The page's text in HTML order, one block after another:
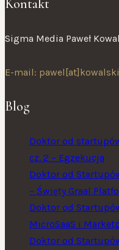
Kontakt
Sigma Media Paweł
E-mail:
Blog
Doktor od
cz. 2 – Egzekucja
Doktor od
– Święty Graal
Doktor od
MicroSaaS i
Doktor od